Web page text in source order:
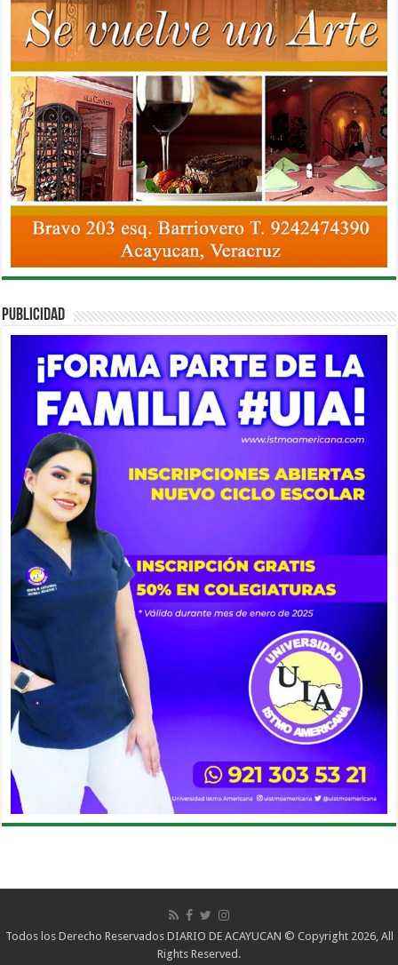
PUBLICIDAD
Todos los Derecho Reservados DIARIO DE ACAYUCAN © Copyright 2026, All
Rights Reserved.